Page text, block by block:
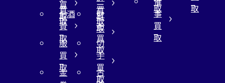
買
取
ー
買
取
買
取
買
取
お酒
買
取
財
布
買
取
服
買
取
切
手
買
取
金
古
取
取
事
買
取